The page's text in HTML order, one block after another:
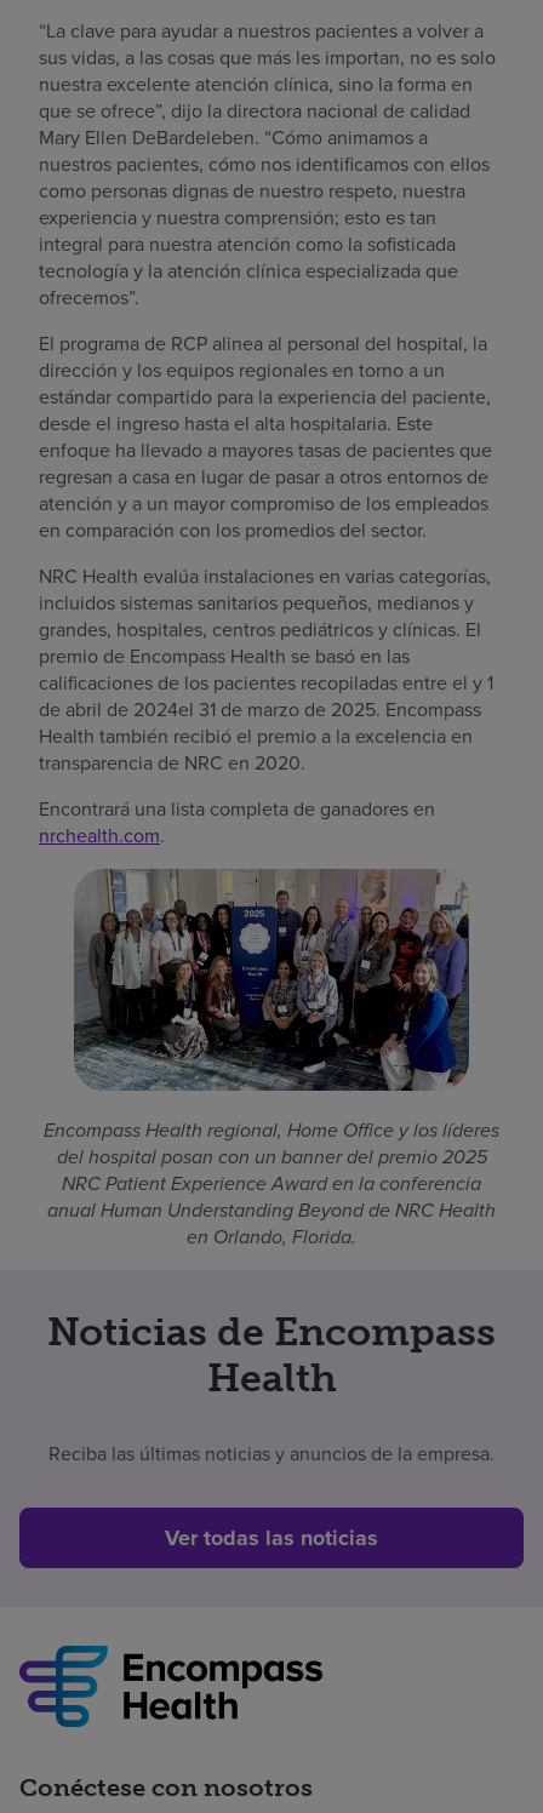
“La clave para ayudar a nuestros pacientes a volver a
sus vidas, a las cosas que más les importan, no es solo
nuestra excelente atención clínica, sino la forma en
que se ofrece”, dijo la directora nacional de calidad
Mary Ellen DeBardeleben. “Cómo animamos a
nuestros pacientes, cómo nos identificamos con ellos
como personas dignas de nuestro respeto, nuestra
experiencia y nuestra comprensión; esto es tan
integral para nuestra atención como la sofisticada
tecnología y la atención clínica especializada que
ofrecemos”.
El programa de RCP alinea al personal del hospital, la
dirección y los equipos regionales en torno a un
estándar compartido para la experiencia del paciente,
desde el ingreso hasta el alta hospitalaria. Este
enfoque ha llevado a mayores tasas de pacientes que
regresan a casa en lugar de pasar a otros entornos de
atención y a un mayor compromiso de los empleados
en comparación con los promedios del sector.
NRC Health evalúa instalaciones en varias categorías,
incluidos sistemas sanitarios pequeños, medianos y
grandes, hospitales, centros pediátricos y clínicas. El
premio de Encompass Health se basó en las
calificaciones de los pacientes recopiladas entre el y 1
de abril de 2024el 31 de marzo de 2025. Encompass
Health también recibió el premio a la excelencia en
transparencia de NRC en 2020.
Encontrará una lista completa de ganadores en
nrchealth.com.
Encompass Health regional, Home Office y los líderes
del hospital posan con un banner del premio 2025
NRC Patient Experience Award en la conferencia
anual Human Understanding Beyond de NRC Health
en Orlando, Florida.
Noticias de Encompass
Health
Reciba las últimas noticias y anuncios de la empresa.
Ver todas las noticias
Conéctese con nosotros